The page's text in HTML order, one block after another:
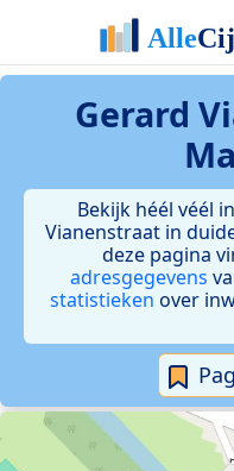
Gerard
Bekijk héél véél
Vianenstraat in
deze pagina
adresgegevens
statistieken over